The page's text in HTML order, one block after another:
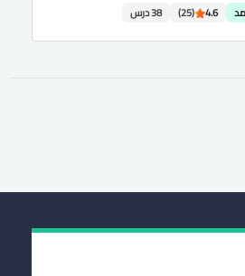
4.6
(25) 38 درس